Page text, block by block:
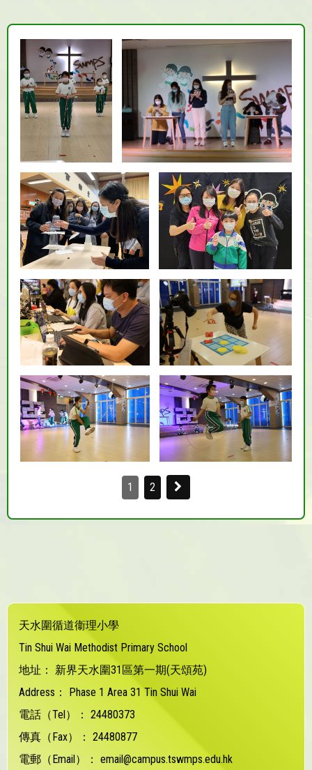
1 2
天水圍循道衞理小學
Tin Shui Wai Methodist Primary School
地址：
新界天水圍31區第一期(天頌苑)
Address：
Phase 1 Area 31 Tin Shui Wai
電話（Tel）： 24480373
傳真（Fax）： 24480877
電郵（Email）： email@campus.tswmps.edu.hk